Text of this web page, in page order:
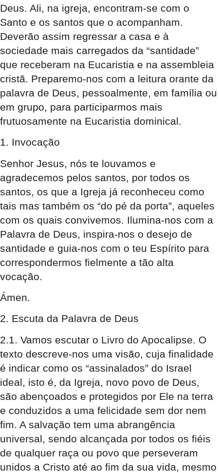
Deus. Ali, na igreja, encontram-se com o
Santo e os santos que o acompanham.
Deverão assim regressar a casa e à
sociedade mais carregados da “santidade”
que receberam na Eucaristia e na assembleia
cristã. Preparemo-nos com a leitura orante da
palavra de Deus, pessoalmente, em família ou
em grupo, para participarmos mais
frutuosamente na Eucaristia dominical.
1. Invocação
Senhor Jesus, nós te louvamos e
agradecemos pelos santos, por todos os
santos, os que a Igreja já reconheceu como
tais mas também os “do pé da porta”, aqueles
com os quais convivemos. Ilumina-nos com a
Palavra de Deus, inspira-nos o desejo de
santidade e guia-nos com o teu Espírito para
correspondermos fielmente a tão alta
vocação.
Ámen.
2. Escuta da Palavra de Deus
2.1. Vamos escutar o Livro do Apocalipse. O
texto descreve-nos uma visão, cuja finalidade
é indicar como os “assinalados” do Israel
ideal, isto é, da Igreja, novo povo de Deus,
são abençoados e protegidos por Ele na terra
e conduzidos a uma felicidade sem dor nem
fim. A salvação tem uma abrangência
universal, sendo alcançada por todos os fiéis
de qualquer raça ou povo que perseveram
unidos a Cristo até ao fim da sua vida, mesmo